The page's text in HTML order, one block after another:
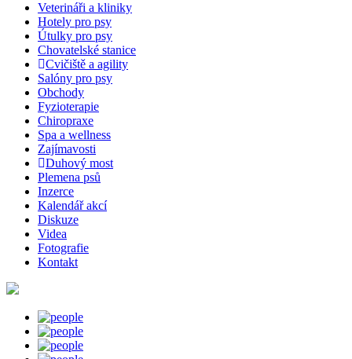
Veterináři a kliniky
Hotely pro psy
Útulky pro psy
Chovatelské stanice
Cvičiště a agility
Salóny pro psy
Obchody
Fyzioterapie
Chiropraxe
Spa a wellness
Zajímavosti
Duhový most
Plemena psů
Inzerce
Kalendář akcí
Diskuze
Videa
Fotografie
Kontakt